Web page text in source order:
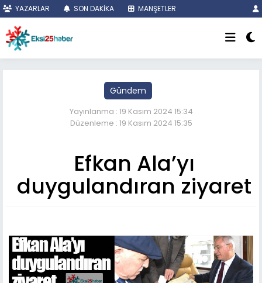
YAZARLAR SON DAKİKA MANŞETLER
Gündem
Yayınlanma : 19 Kasım 2024 15:34
Düzenleme : 19 Kasım 2024 15:35
Efkan Ala’yı
duygulandıran ziyaret